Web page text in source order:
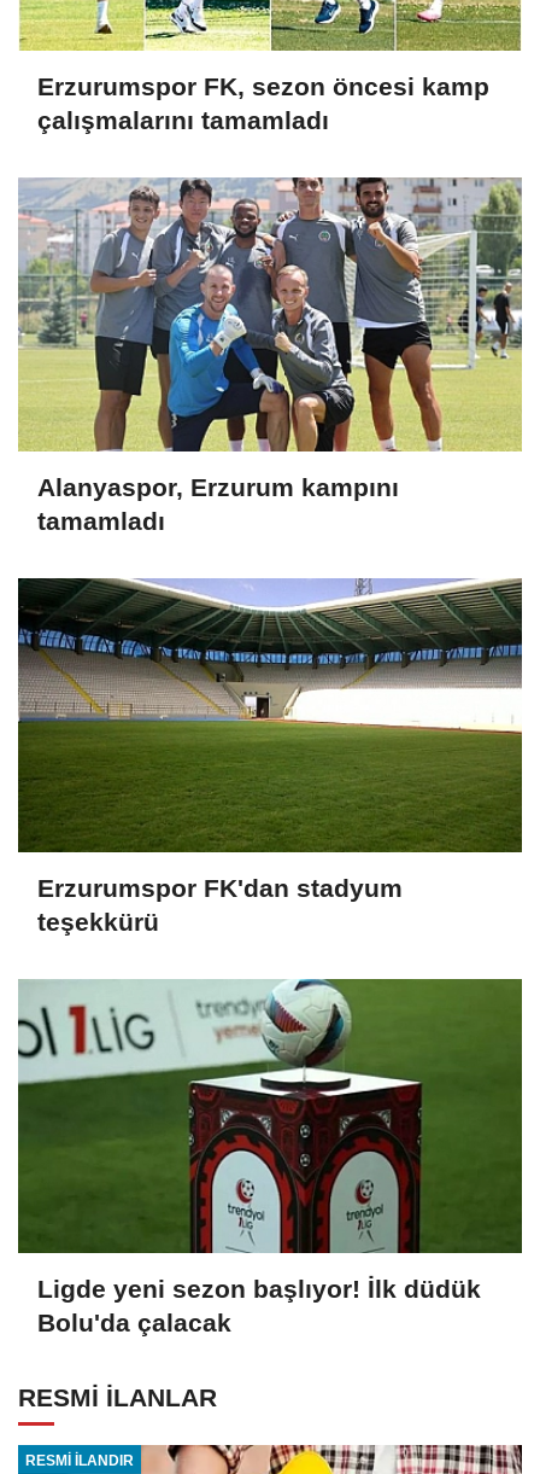
Erzurumspor FK, sezon öncesi kamp
çalışmalarını tamamladı
Alanyaspor, Erzurum kampını
tamamladı
Erzurumspor FK'dan stadyum
teşekkürü
Ligde yeni sezon başlıyor! İlk düdük
Bolu'da çalacak
RESMİ İLANLAR
RESMİ İLANDIR